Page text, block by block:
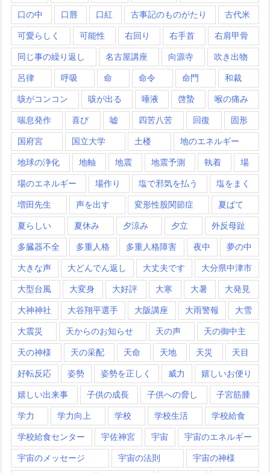
口の中 口唇 口紅 古事記のものがたり 古代米
可愛らしく 可能性 右回り 右手首 右肩甲骨
同じ事の繰り返し 名古屋講座 向源寺 吹き出物
呂律 呼吸 命 命令 命門 和裁
咳がコンコン 咳が出る 唾液 啓蟄 喉の痛み
喘息発作 喜び 嘘 四苦八苦 回復 固形
国府宮 国立大学 土楼 地のエネルギー
地球の浄化 地軸 地震 地震予測 執着 場
場のエネルギー 場作り 塩で邪気を払う 塩をまく
増田先生 声を出す 変形性股関節症 夏ばて
夏らしい 夏休み 夕涼み 夕立 外反母趾
多臓器不全 多重人格 多重人格障害 夜中 夢の中
大きな声 大どんでん返し 大丈夫です 大分県中津市
大型台風 大変身 大好評 大寒 大暑 大発見
大神神社 大谷翔平選手 大阪講座 大雨警報 大雪
大震災 天からのお知らせ 天の声 天の御中主
天の神様 天の采配 天命 天地 天災 天目
好転反応 姿勢 姿勢を正しく 威力 嬉しいお便り
嬉しい出来事 子供の成長 子供への脅し 子宮筋腫
学力 学力向上 学校 学校生活 学校給食
学校給食センター 宇佐神宮 宇宙 宇宙のエネルギー
宇宙のメッセージ 宇宙の法則 宇宙の神様